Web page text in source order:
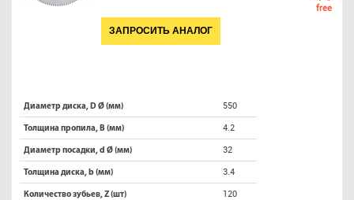
ЗАПРОСИТЬ АНАЛОГ
free
Диаметр диска, D Ø (мм) 550
Толщина пропила, B (мм) 4.2
Диаметр посадки, d Ø (мм) 32
Толщина диска, b (мм) 3.4
Количество зубьев, Z (шт) 120